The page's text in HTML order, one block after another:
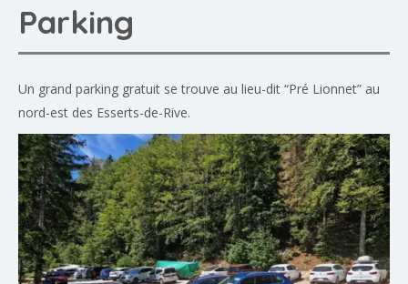
Parking
Un grand parking gratuit se trouve au lieu-dit “Pré Lionnet” au
nord-est des Esserts-de-Rive.